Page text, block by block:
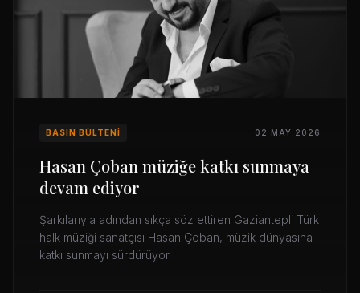
BASIN BÜLTENI 02 MAY 2026
Hasan Çoban müziğe katkı sunmaya
devam ediyor
Şarkılarıyla adından sıkça söz ettiren Gaziantepli Türk
halk müziği sanatçısı Hasan Çoban, müzik dünyasına
katkı sunmayı sürdürüyor